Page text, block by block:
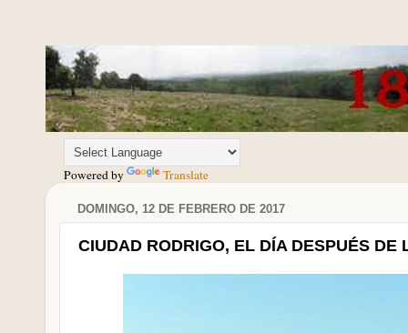
Powered by Translate
DOMINGO, 12 DE FEBRERO DE 2017
CIUDAD RODRIGO, EL DÍA DESPUÉS DE